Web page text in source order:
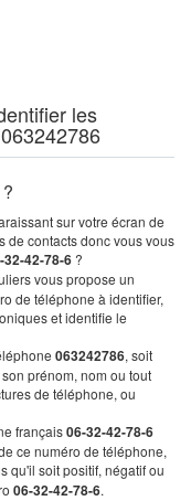
les
sur votre écran de
de contacts donc vous vous
32-42-78-6 ?
vous propose un
de téléphone à identifier,
et identifie le
063242786, soit
prénom, nom ou tout
de téléphone, ou
français06-32-42-78-6
ce numéro de téléphone,
qu'il soit positif, négatif ou
06-32-42-78-6.